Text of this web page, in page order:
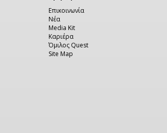
Χρήσιμα
Επικοινωνία
Νέα
Media Kit
Καριέρα
Όμιλος Quest
Site Map